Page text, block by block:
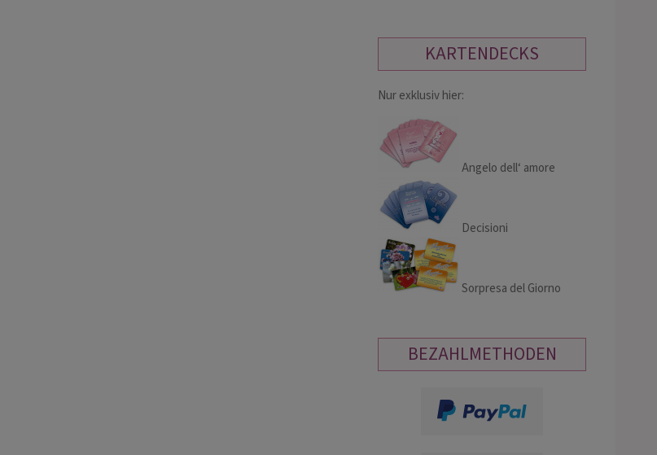
KARTENDECKS
Nur exklusiv hier:
Angelo dell‘ amore
Decisioni
Sorpresa del Giorno
BEZAHLMETHODEN